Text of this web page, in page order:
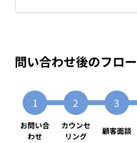
問い合わせ後のフロー
お問い合
わせ
カウンセ
リング
顧客面談